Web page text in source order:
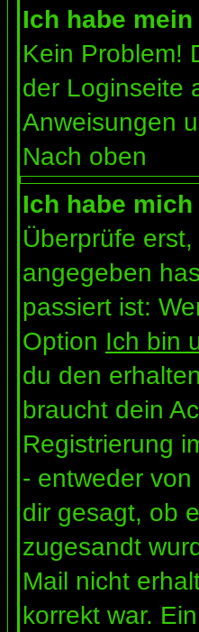
Ich habe
Kein Problem!
der Loginseite
Anweisungen
Nach oben
Ich habe
Überprüfe
angegeben
passiert ist:
Option Ich bin
du den
braucht dein
Registrierung
- entweder
dir gesagt, ob
zugesandt
Mail nicht
korrekt war.